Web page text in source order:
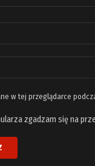
w tej przeglądarce
zgadzam się na